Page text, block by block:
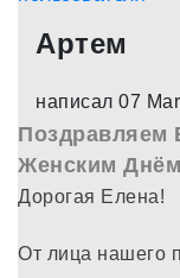
Артем
написал 07
Поздравляем
Женским
Дорогая Елена!
От лица нашего